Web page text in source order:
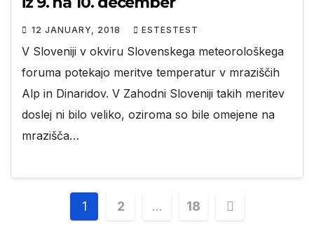
12 JANUARY, 2018 ESTESTEST
V Sloveniji v okviru Slovenskega meteorološkega
foruma potekajo meritve temperatur v mraziščih
Alp in Dinaridov. V Zahodni Sloveniji takih meritev
doslej ni bilo veliko, oziroma so bile omejene na
mrazišča…
Posts
1 2 … 18